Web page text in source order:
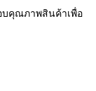
บคุณภาพสินค้าเพื่อ